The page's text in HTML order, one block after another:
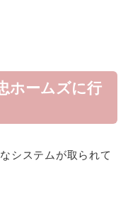
ームズに行
システムが取られて